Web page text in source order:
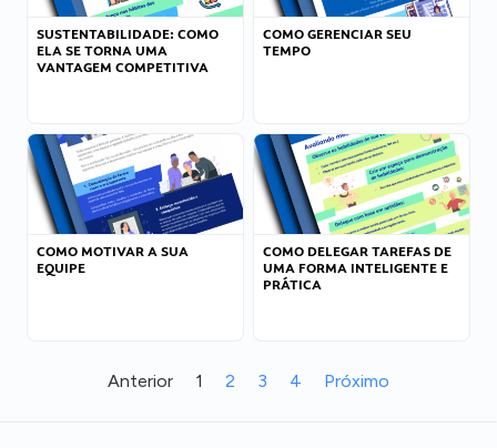
SUSTENTABILIDADE: COMO
ELA SE TORNA UMA
VANTAGEM COMPETITIVA
COMO GERENCIAR SEU
TEMPO
COMO MOTIVAR A SUA
EQUIPE
COMO DELEGAR TAREFAS DE
UMA FORMA INTELIGENTE E
PRÁTICA
Anterior 1 2 3 4 Próximo